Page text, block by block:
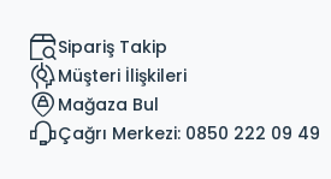
Sipariş Takip
Müşteri İlişkileri
Mağaza Bul
Çağrı Merkezi: 0850 222 09 49